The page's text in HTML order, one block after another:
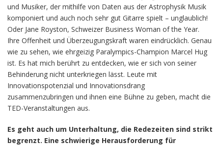
und Musiker, der mithilfe von Daten aus der Astrophysik Musik
komponiert und auch noch sehr gut Gitarre spielt – unglaublich!
Oder Jane Royston, Schweizer Business Woman of the Year.
Ihre Offenheit und Überzeugungskraft waren eindrücklich. Genau
wie zu sehen, wie ehrgeizig Paralympics-Champion Marcel Hug
ist. Es hat mich berührt zu entdecken, wie er sich von seiner
Behinderung nicht unterkriegen lässt. Leute mit
Innovationspotenzial und Innovationsdrang
zusammenzubringen und ihnen eine Bühne zu geben, macht die
TED-Veranstaltungen aus.
Es geht auch um Unterhaltung, die Redezeiten sind strikt
begrenzt. Eine schwierige Herausforderung für